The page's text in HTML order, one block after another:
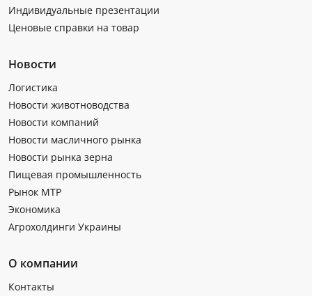
Индивидуальные презентации
Ценовые справки на товар
Новости
Логистика
Новости животноводства
Новости компаний
Новости масличного рынка
Новости рынка зерна
Пищевая промышленность
Рынок МТР
Экономика
Агрохолдинги Украины
О компании
Контакты